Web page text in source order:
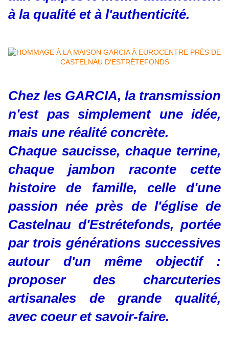
à la qualité et à l'authenticité.
Chez les GARCIA, la transmission
n'est pas simplement une idée,
mais une réalité concrète.
Chaque saucisse, chaque terrine,
chaque jambon raconte cette
histoire de famille, celle d'une
passion née près de l'église de
Castelnau d'Estrétefonds, portée
par trois générations successives
autour d'un même objectif :
proposer des charcuteries
artisanales de grande qualité,
avec coeur et savoir-faire.